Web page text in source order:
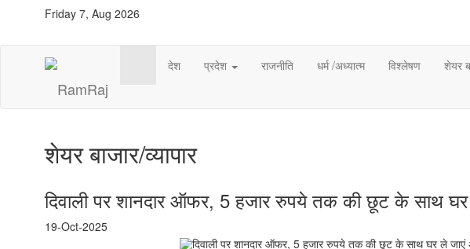
Friday 7, Aug 2026
देश प्रदेश राजनीति धर्म /अध्यात्म विश्लेषण शेयर
शेयर बाजार/व्यापार
दिवाली पर शानदार ऑफर, 5 हजार रुपये तक की छूट के साथ घर
19-Oct-2025